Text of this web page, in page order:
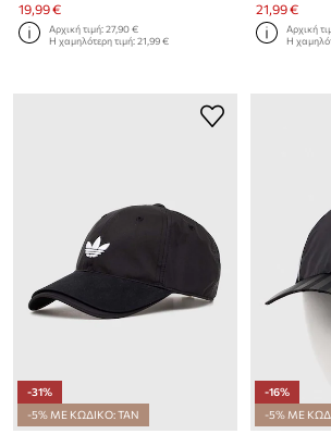
19,99 €
Αρχική τιμή:27,90 €
Η χαμηλότερη τιμή:21,99 €
21,99 €
Αρχική
Η
-31%
-5% ΜΕ ΚΩΔΙΚΟ: TAN
-16%
-5% ΜΕ